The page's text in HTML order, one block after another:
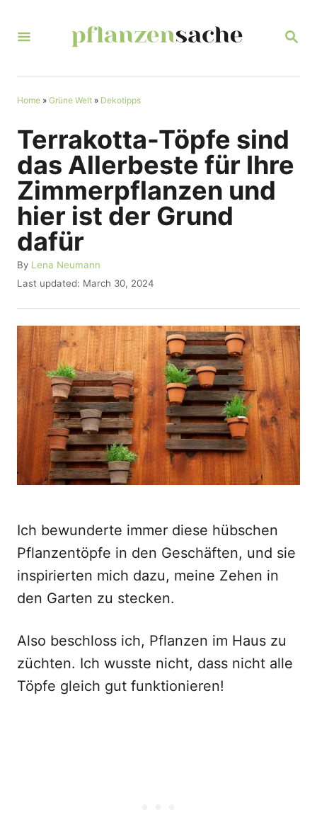
S
R
Home » Grüne Welt » Dekotipps
Terrakotta-Töpfe sind
das Allerbeste für Ihre
Zimmerpflanzen und
hier ist der Grund
dafür
By A
u
h
o
r
Lena Neumann
P
s
t
d
o
n
Last updated: March 30, 2024
Ich bewunderte immer diese hübschen
Pflanzentöpfe in den Geschäften, und sie
inspirierten mich dazu, meine Zehen in
den Garten zu stecken.
Also beschloss ich, Pflanzen im Haus zu
züchten. Ich wusste nicht, dass nicht alle
Töpfe gleich gut funktionieren!